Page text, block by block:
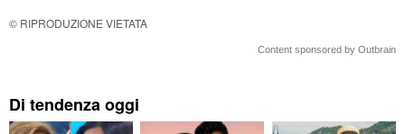
© RIPRODUZIONE VIETATA
Content sponsored by Outbrain
Di tendenza oggi